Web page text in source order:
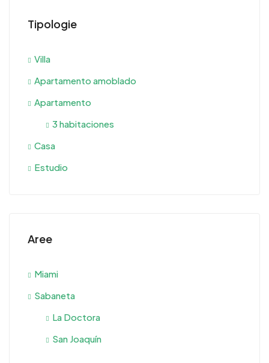
Tipologie
Villa
Apartamento amoblado
Apartamento
3 habitaciones
Casa
Estudio
Aree
Miami
Sabaneta
La Doctora
San Joaquín